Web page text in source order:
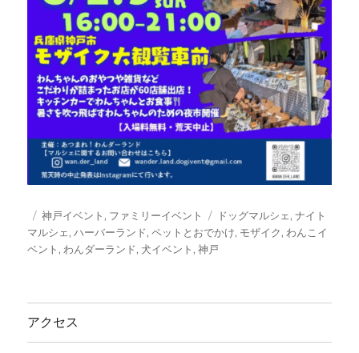
投
稿
日:
カ
テ
ゴ
神戸イベント , ファミリーイベント
タ
グ
ドッグマルシェ,ナイト
マルシェ,ハーバーランド,ペットとおでかけ, モザイク, わんこイ
ベント , わんダーランド, 犬イベント ,神戸
アクセス